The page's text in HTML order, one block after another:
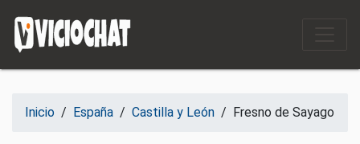
Inicio / España / Castilla y León / Fresno de Sayago